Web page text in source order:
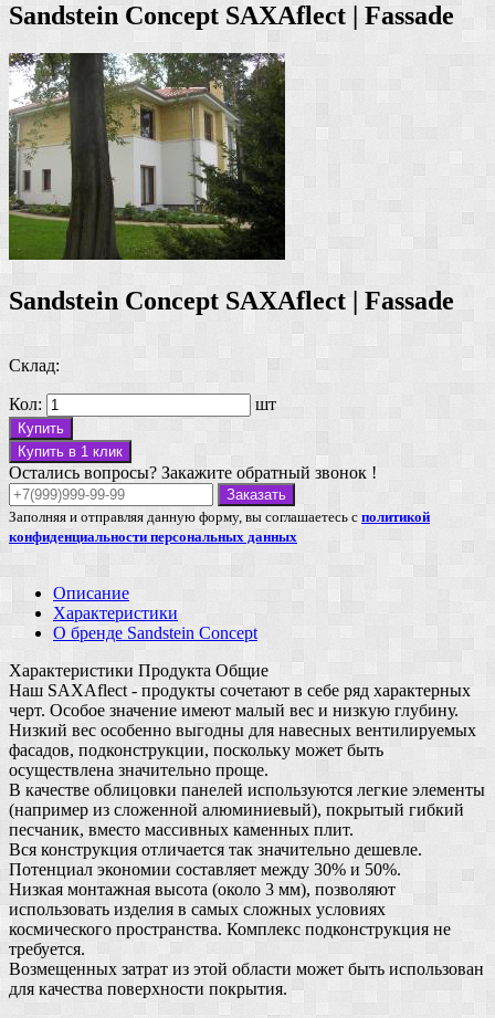
Sandstein Concept SAXAflect | Fassade
Sandstein Concept SAXAflect | Fassade
Склад:
Кол: шт
Купить
Купить в 1 клик
Остались вопросы? Закажите обратный звонок !
Заказать
Заполняя и отправляя данную форму, вы соглашаетесь с политикой
конфиденциальности персональных данных
Описание
Характеристики
О бренде Sandstein Concept
Характеристики Продукта Общие
Наш SAXAflect - продукты сочетают в себе ряд характерных
черт. Особое значение имеют малый вес и низкую глубину.
Низкий вес особенно выгодны для навесных вентилируемых
фасадов, подконструкции, поскольку может быть
осуществлена значительно проще.
В качестве облицовки панелей используются легкие элементы
(например из сложенной алюминиевый), покрытый гибкий
песчаник, вместо массивных каменных плит.
Вся конструкция отличается так значительно дешевле.
Потенциал экономии составляет между 30% и 50%.
Низкая монтажная высота (около 3 мм), позволяют
использовать изделия в самых сложных условиях
космического пространства. Комплекс подконструкция не
требуется.
Возмещенных затрат из этой области может быть использован
для качества поверхности покрытия.